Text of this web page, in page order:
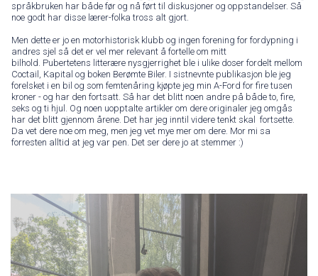
språkbruken har både før og nå ført til diskusjoner og oppstandelser. Så
noe godt har disse lærer-folka tross alt gjort.
Men dette er jo en motorhistorisk klubb og ingen forening for fordypning i
andres sjel så det er vel mer relevant å fortelle om mitt
bilhold. Pubertetens litterære nysgjerrighet ble i ulike doser fordelt mellom
Coctail, Kapital og boken Berømte Biler. I sistnevnte publikasjon ble jeg
forelsket i en bil og som femtenåring kjøpte jeg min A-Ford for fire tusen
kroner - og har den fortsatt. Så har det blitt noen andre på både to, fire,
seks og ti hjul. Og noen uopptalte artikler om dere originaler jeg omgås
har det blitt gjennom årene. Det har jeg inntil videre tenkt skal fortsette.
Da vet dere noe om meg, men jeg vet mye mer om dere. Mor mi sa
forresten alltid at jeg var pen. Det ser dere jo at stemmer :)